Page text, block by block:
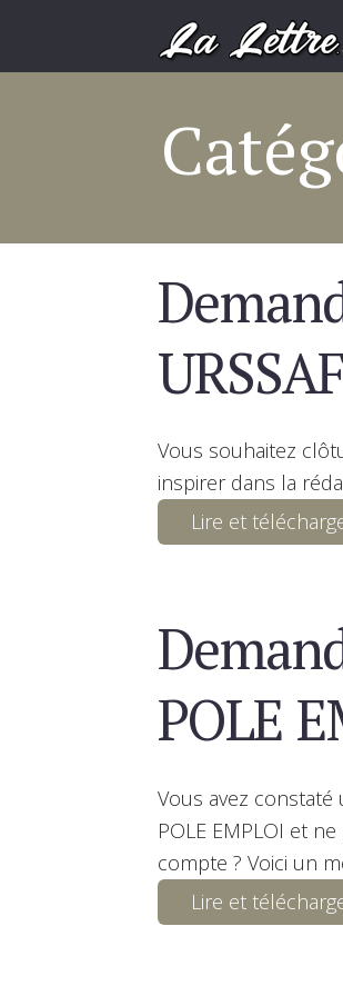
URSSAF
Vous souhaitez
inspirer dans la
Lire et
POLE
Vous avez
POLE EMPLOI et
compte ? Voici un
Lire et